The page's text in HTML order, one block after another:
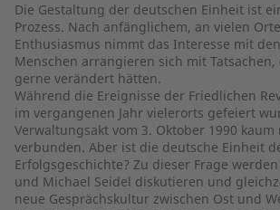
Die Gestaltung der deutschen Einheit ist
Prozess. Nach anfänglichem, an vielen
Enthusiasmus nimmt das Interesse mit
Menschen arrangieren sich mit
gerne verändert hätten.
Während die Ereignisse der Friedlichen
im vergangenen Jahr vielerorts gefeiert
Verwaltungsakt vom 3. Oktober 1990
verbunden. Aber ist die deutsche Einheit
Erfolgsgeschichte? Zu dieser Frage
und Michael Seidel diskutieren und
neue Gesprächskultur zwischen Ost und